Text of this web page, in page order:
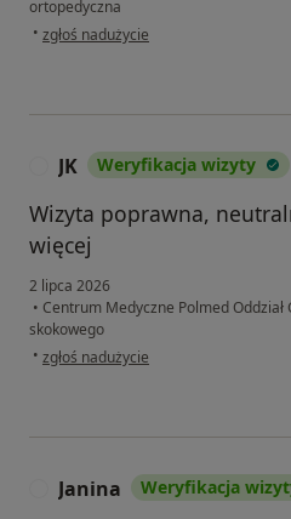
ortopedyczna
• w opinii użytkownika Stanisław
zgłoś nadużycie
JK Weryfikacja wizyty
Wizyta poprawna,
więcej
2 lipca 2026
• Centrum Medyczne Polmed Oddział
skokowego
• w opinii użytkownika JK
zgłoś nadużycie
Janina Weryfikacja